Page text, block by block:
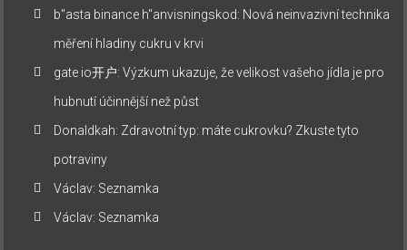
b"asta binance h"anvisningskod: Nová neinvazivní technika
měření hladiny cukru v krvi
gate io开户:Výzkum ukazuje, že velikost vašeho jídla je pro
hubnutí účinnější než půst
Donaldkah: Zdravotní typ: máte cukrovku? Zkuste tyto
potraviny
Václav: Seznamka
Václav: Seznamka